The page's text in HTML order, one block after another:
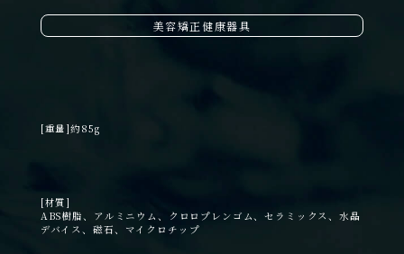
美容矯正健康器具
[重量]約85g
[材質]
ABS樹脂、アルミニウム、クロロプレンゴム、セラミックス、水晶
デバイス、磁石、マイクロチップ